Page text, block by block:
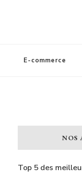
E-commerce
NOS
Top 5 des